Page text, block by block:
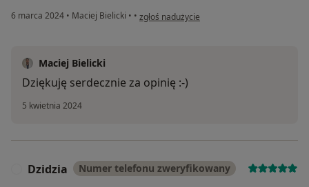
6 marca 2024 • Maciej Bielicki • • w opinii użytkownika Tomasz
zgłoś nadużycie
Maciej Bielicki
Dziękuję serdecznie za opinię :-)
5 kwietnia 2024
Dzidzia Numer telefonu zweryfikowany